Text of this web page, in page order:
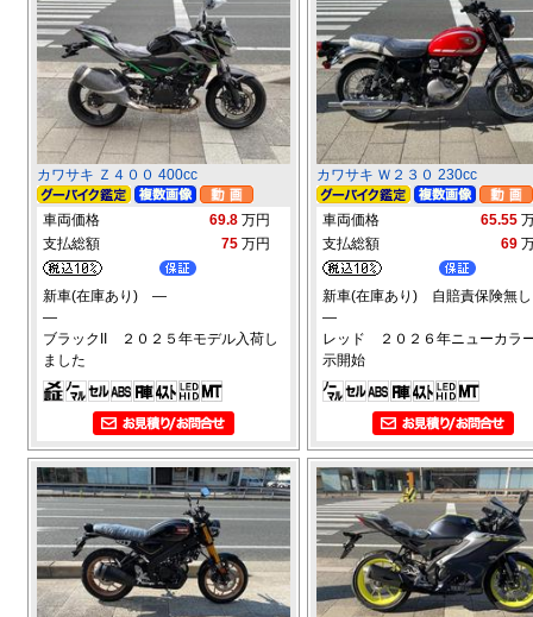
カワサキ Ｚ４００ 400cc
車両価格 69.8 万円
支払総額
75 万円
新車(在庫あり) ―
―
ブラックII ２０２５年モデル入荷し
ました
カワサキ Ｗ２３０ 230cc
車両価格 65.55
支払総額
69
新車(在庫あり) 自賠責保険無し
―
レッド ２０２６年ニューカラ
示開始